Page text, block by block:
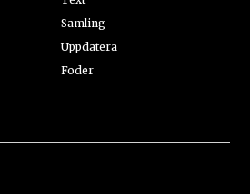
Samling
Uppdatera
Foder